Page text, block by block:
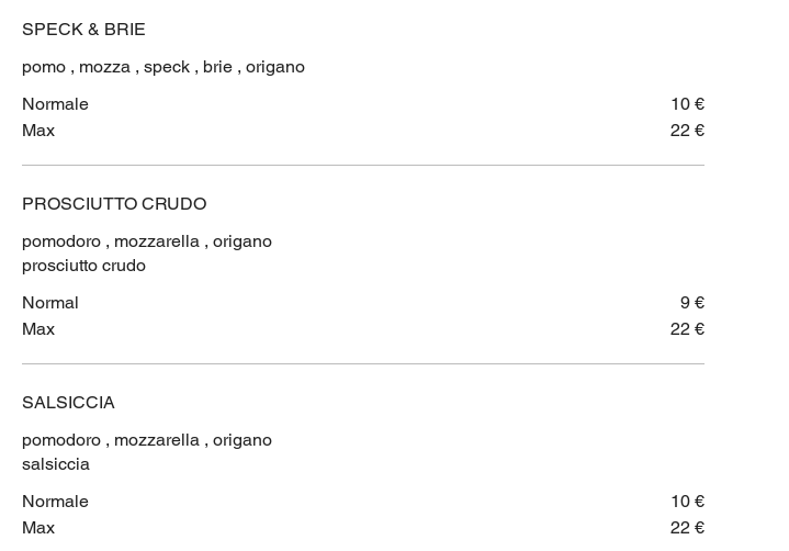
SPECK & BRIE
pomo , mozza , speck , brie , origano
Normale
10 €
Max
22 €
PROSCIUTTO CRUDO
pomodoro , mozzarella , origano
prosciutto crudo
Normal
9 €
Max
22 €
SALSICCIA
pomodoro , mozzarella , origano
salsiccia
Normale
10 €
Max
22 €